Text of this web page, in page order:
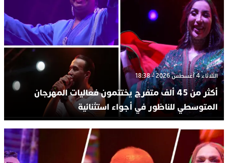
الثلاثاء 4 أغسطس 2026 - 18:38
أكثر من 45 ألف متفرج يختتمون فعاليات المهرجان
المتوسطي للناظور في أجواء استثنائية